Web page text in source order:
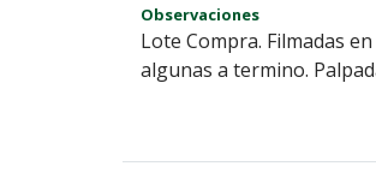
Observaciones
Lote Compra. Filmadas
algunas a termino.